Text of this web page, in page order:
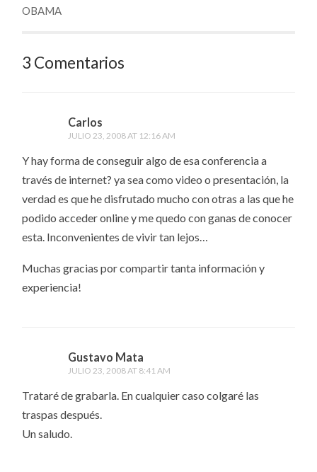
OBAMA
3 Comentarios
Carlos
JULIO 23, 2008 AT 12:16 AM
Y hay forma de conseguir algo de esa conferencia a
través de internet? ya sea como video o presentación, la
verdad es que he disfrutado mucho con otras a las que he
podido acceder online y me quedo con ganas de conocer
esta. Inconvenientes de vivir tan lejos…
Muchas gracias por compartir tanta información y
experiencia!
Gustavo Mata
JULIO 23, 2008 AT 8:41 AM
Trataré de grabarla. En cualquier caso colgaré las
traspas después.
Un saludo.